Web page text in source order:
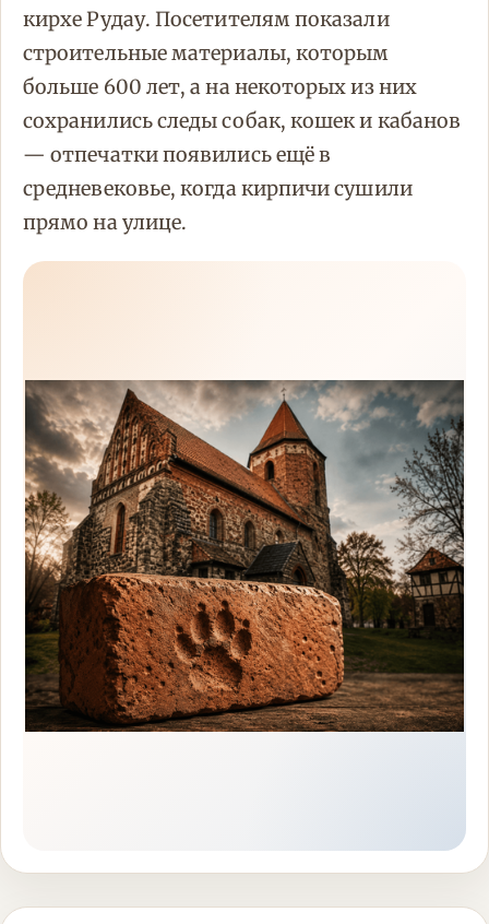
кирхе Рудау. Посетителям показали
строительные материалы, которым
больше 600 лет, а на некоторых из них
сохранились следы собак, кошек и кабанов
— отпечатки появились ещё в
средневековье, когда кирпичи сушили
прямо на улице.